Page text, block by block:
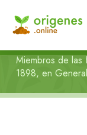
Miembros de las
1898, en